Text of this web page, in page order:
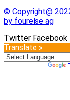
© Copyright@
by fourelse ag
Twitter Facebook
Translate »